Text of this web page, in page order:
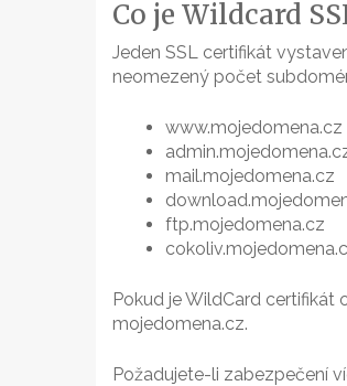
Co je Wildcard
Jeden SSL certifikát
neomezený počet
www.mojedomena.cz
mail.mojedomena.cz
ftp.mojedomena.cz
Pokud je WildCard certifikát
mojedomena.cz.
Požadujete-li zabezpečení